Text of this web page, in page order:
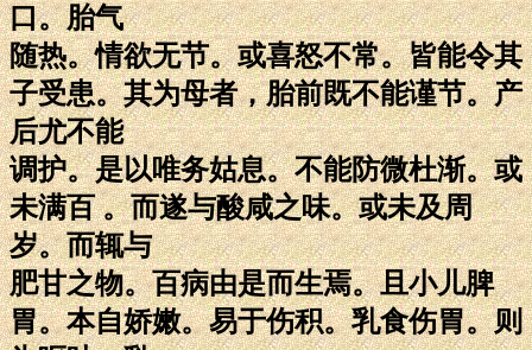
口。胎气
随热。情欲无节。或喜怒不常。皆能令其
子受患。其为母者，胎前既不能谨节。产
后尤不能
调护。是以唯务姑息。不能防微杜渐。或
未满百 。而遂与酸咸之味。或未及周
岁。而辄与
肥甘之物。百病由是而生焉。且小儿脾
胃。本自娇嫩。易于伤积。乳食伤胃。则